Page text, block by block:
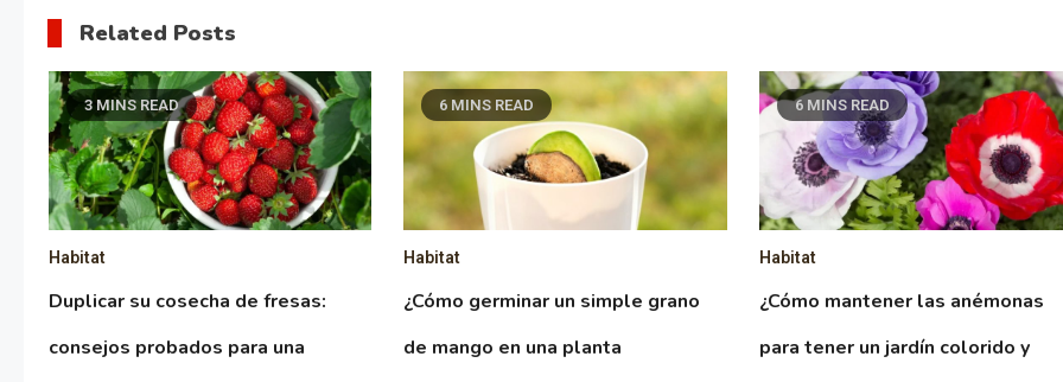
Related Posts
3 MINS READ
Habitat
Duplicar su cosecha de fresas:
consejos probados para una
6 MINS READ
Habitat
¿Cómo germinar un simple grano
de mango en una planta
6 MINS READ
Habitat
¿Cómo mantener las anémonas
para tener un jardín colorido y